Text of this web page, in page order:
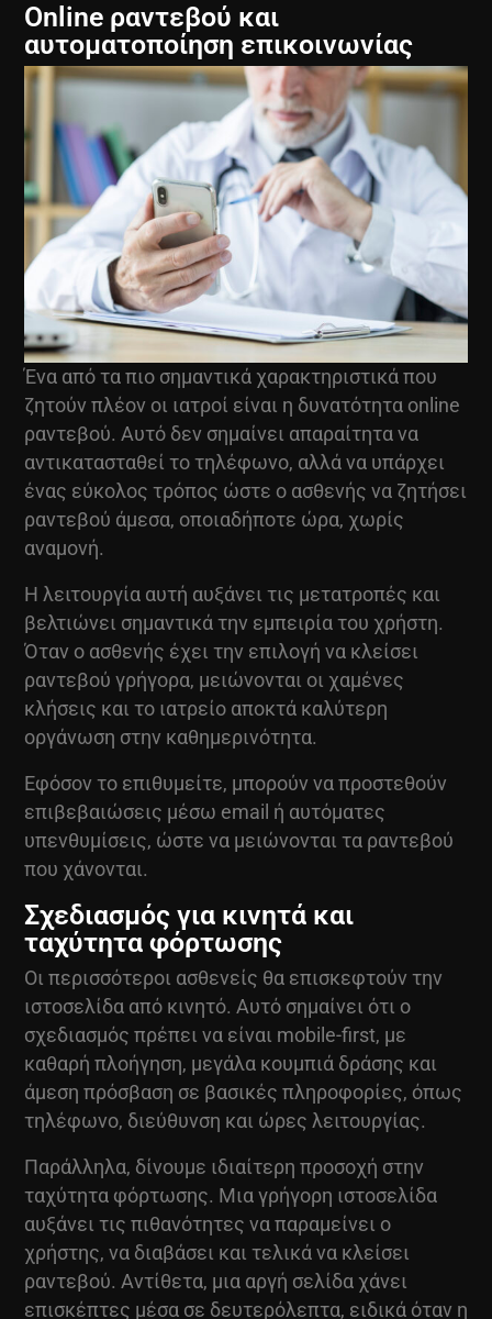
Online ραντεβού και
αυτοματοποίηση επικοινωνίας
Ένα από τα πιο σημαντικά χαρακτηριστικά που
ζητούν πλέον οι ιατροί είναι η δυνατότητα online
ραντεβού. Αυτό δεν σημαίνει απαραίτητα να
αντικατασταθεί το τηλέφωνο, αλλά να υπάρχει
ένας εύκολος τρόπος ώστε ο ασθενής να ζητήσει
ραντεβού άμεσα, οποιαδήποτε ώρα, χωρίς
αναμονή.
Η λειτουργία αυτή αυξάνει τις μετατροπές και
βελτιώνει σημαντικά την εμπειρία του χρήστη.
Όταν ο ασθενής έχει την επιλογή να κλείσει
ραντεβού γρήγορα, μειώνονται οι χαμένες
κλήσεις και το ιατρείο αποκτά καλύτερη
οργάνωση στην καθημερινότητα.
Εφόσον το επιθυμείτε, μπορούν να προστεθούν
επιβεβαιώσεις μέσω email ή αυτόματες
υπενθυμίσεις, ώστε να μειώνονται τα ραντεβού
που χάνονται.
Σχεδιασμός για κινητά και
ταχύτητα φόρτωσης
Οι περισσότεροι ασθενείς θα επισκεφτούν την
ιστοσελίδα από κινητό. Αυτό σημαίνει ότι ο
σχεδιασμός πρέπει να είναι mobile-first, με
καθαρή πλοήγηση, μεγάλα κουμπιά δράσης και
άμεση πρόσβαση σε βασικές πληροφορίες, όπως
τηλέφωνο, διεύθυνση και ώρες λειτουργίας.
Παράλληλα, δίνουμε ιδιαίτερη προσοχή στην
ταχύτητα φόρτωσης. Μια γρήγορη ιστοσελίδα
αυξάνει τις πιθανότητες να παραμείνει ο
χρήστης, να διαβάσει και τελικά να κλείσει
ραντεβού. Αντίθετα, μια αργή σελίδα χάνει
επισκέπτες μέσα σε δευτερόλεπτα, ειδικά όταν η